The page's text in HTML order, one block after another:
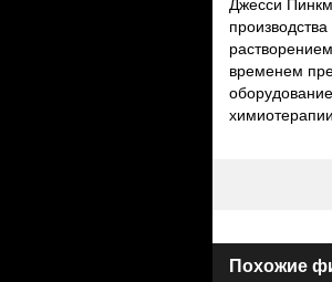
Джесси
временем
Похожие